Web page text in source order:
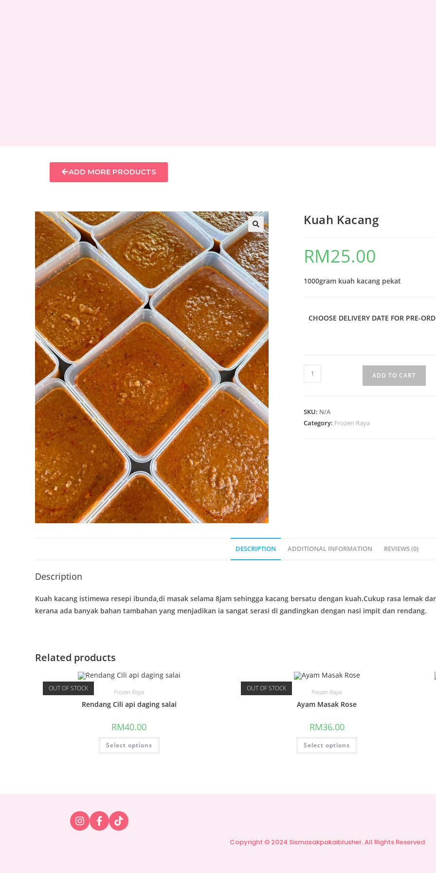
ADD MORE PRODUCTS
🔍
Kuah Kacang
RM25.00
1000gram kuah kacang pekat
CHOOSE DELIVERY DATE FOR PRE-
ADD TO CART
SKU: N/A
Category: Frozen Raya
DESCRIPTION ADDITIONAL INFORMATION REVIEWS (0)
Description
Kuah kacang istimewa resepi ibunda,di masak selama 8jam sehingga kacang bersatu dengan kuah.Cukup rasa lemak
kerana ada banyak bahan tambahan yang menjadikan ia sangat serasi di gandingkan dengan nasi impit dan rendang.
Related products
OUT OF STOCK Frozen Raya
Rendang Cili api daging salai
RM40.00
Select options
OUT OF STOCK Frozen Raya
Ayam Masak Rose
RM36.00
Select options
Copyright © 2024 Sismasakpakaiblusher. All Rights Reserved